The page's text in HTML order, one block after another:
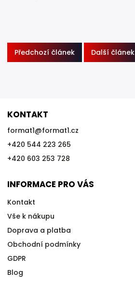
Předchozí článek Další článek
KONTAKT
format1@format1.cz
+420 544 223 265
+420 603 253 728
INFORMACE PRO VÁS
Kontakt
Vše k nákupu
Doprava a platba
Obchodní podmínky
GDPR
Blog